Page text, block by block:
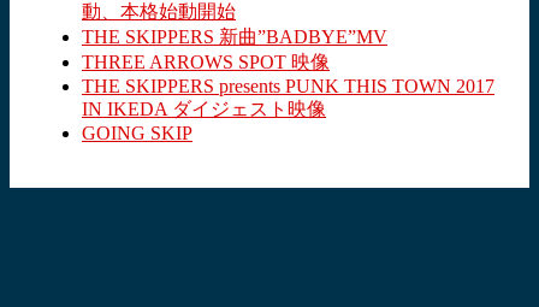
動、本格始動開始
THE SKIPPERS 新曲”BADBYE”MV
THREE ARROWS SPOT 映像
THE SKIPPERS presents PUNK THIS TOWN 2017
IN IKEDA ダイジェスト映像
GOING SKIP